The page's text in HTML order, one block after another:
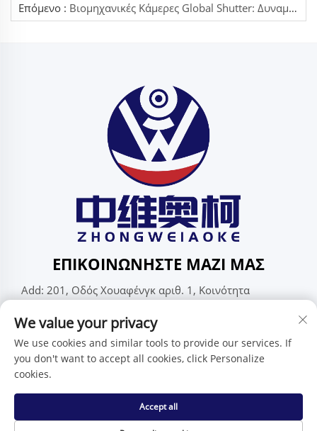
Επόμενο : Βιομηχανικές Κάμερες Global Shutter: Δυναμικοποίηση Της Ακρίβειας Σε Εφαρμογές Απεικόνισης Υψηλής Ταχύτητας
ΕΠΙΚΟΙΝΩΝΉΣΤΕ ΜΑΖΊ ΜΑΣ
Add: 201, Οδός Χουαφένγκ αριθ. 1, Κοινότητα
Γκουανγκντόνγκ, Κίνα
Τηλ.:+86-15986647296
Ηλ. Διεύθυνση:[email protected]
Πνευματικά δικαιώματα © Shenzhen Zhongweiaoke
We value your privacy
We use cookies and similar tools to provide our services. If
you don't want to accept all cookies, click Personalize
cookies.
Accept all